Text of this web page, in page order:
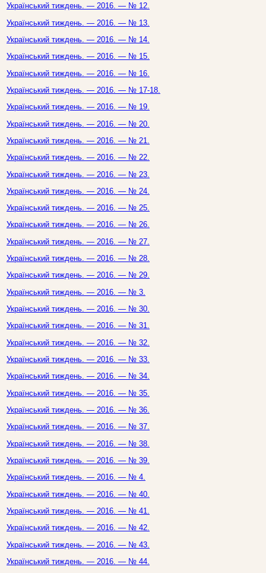
Український тиждень. — 2016. — № 12.
Український тиждень. — 2016. — № 13.
Український тиждень. — 2016. — № 14.
Український тиждень. — 2016. — № 15.
Український тиждень. — 2016. — № 16.
Український тиждень. — 2016. — № 17-18.
Український тиждень. — 2016. — № 19.
Український тиждень. — 2016. — № 20.
Український тиждень. — 2016. — № 21.
Український тиждень. — 2016. — № 22.
Український тиждень. — 2016. — № 23.
Український тиждень. — 2016. — № 24.
Український тиждень. — 2016. — № 25.
Український тиждень. — 2016. — № 26.
Український тиждень. — 2016. — № 27.
Український тиждень. — 2016. — № 28.
Український тиждень. — 2016. — № 29.
Український тиждень. — 2016. — № 3.
Український тиждень. — 2016. — № 30.
Український тиждень. — 2016. — № 31.
Український тиждень. — 2016. — № 32.
Український тиждень. — 2016. — № 33.
Український тиждень. — 2016. — № 34.
Український тиждень. — 2016. — № 35.
Український тиждень. — 2016. — № 36.
Український тиждень. — 2016. — № 37.
Український тиждень. — 2016. — № 38.
Український тиждень. — 2016. — № 39.
Український тиждень. — 2016. — № 4.
Український тиждень. — 2016. — № 40.
Український тиждень. — 2016. — № 41.
Український тиждень. — 2016. — № 42.
Український тиждень. — 2016. — № 43.
Український тиждень. — 2016. — № 44.